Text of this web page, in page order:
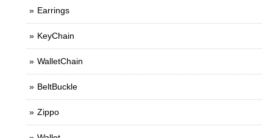
Earrings
KeyChain
WalletChain
BeltBuckle
Zippo